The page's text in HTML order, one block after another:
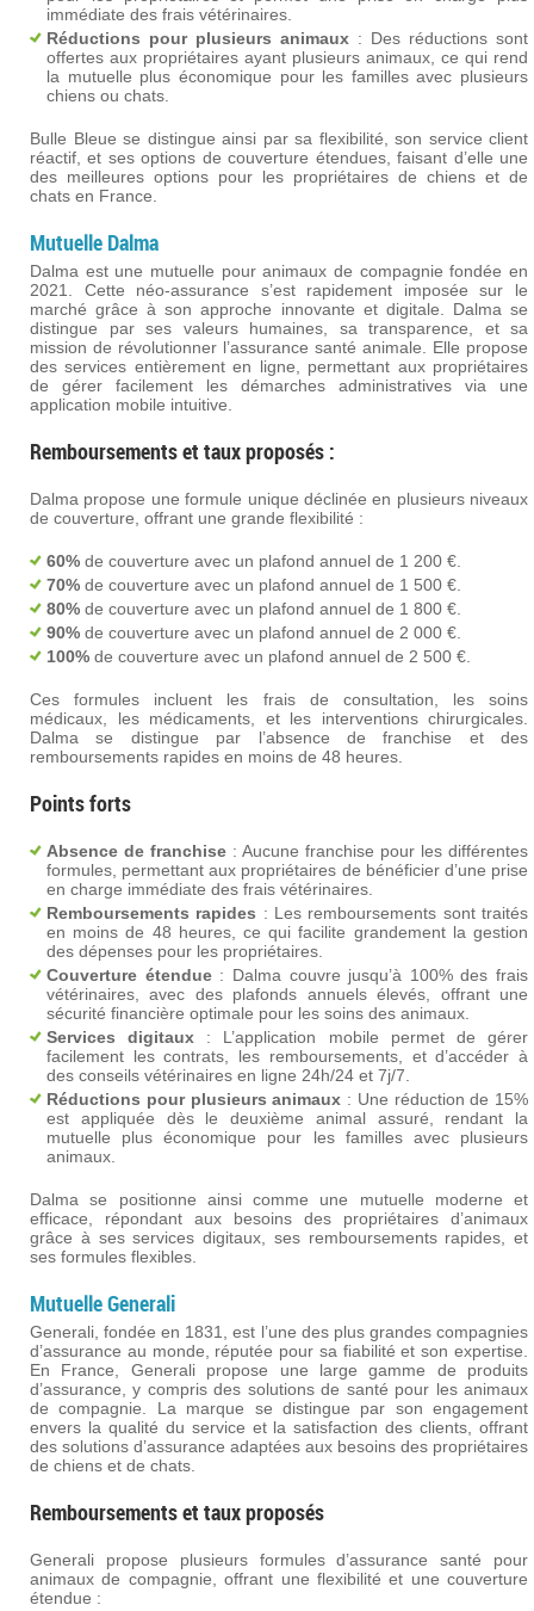
immédiate des frais vétérinaires.
Réductions pour plusieurs animaux : Des réductions sont
offertes aux propriétaires ayant plusieurs animaux, ce qui rend
la mutuelle plus économique pour les familles avec plusieurs
chiens ou chats​.
Bulle Bleue se distingue ainsi par sa flexibilité, son service client
réactif, et ses options de couverture étendues, faisant d’elle une
des meilleures options pour les propriétaires de chiens et de
chats en France.
Mutuelle Dalma
Dalma est une mutuelle pour animaux de compagnie fondée en
2021. Cette néo-assurance s’est rapidement imposée sur le
marché grâce à son approche innovante et digitale. Dalma se
distingue par ses valeurs humaines, sa transparence, et sa
mission de révolutionner l’assurance santé animale. Elle propose
des services entièrement en ligne, permettant aux propriétaires
de gérer facilement les démarches administratives via une
application mobile intuitive​.
Remboursements et taux proposés :
Dalma propose une formule unique déclinée en plusieurs niveaux
de couverture, offrant une grande flexibilité :
60% de couverture avec un plafond annuel de 1 200 €.
70% de couverture avec un plafond annuel de 1 500 €.
80% de couverture avec un plafond annuel de 1 800 €.
90% de couverture avec un plafond annuel de 2 000 €.
100% de couverture avec un plafond annuel de 2 500 €.
Ces formules incluent les frais de consultation, les soins
médicaux, les médicaments, et les interventions chirurgicales.
Dalma se distingue par l’absence de franchise et des
remboursements rapides en moins de 48 heures.
Points forts
Absence de franchise : Aucune franchise pour les différentes
formules, permettant aux propriétaires de bénéficier d’une prise
en charge immédiate des frais vétérinaires.
Remboursements rapides : Les remboursements sont traités
en moins de 48 heures, ce qui facilite grandement la gestion
des dépenses pour les propriétaires.
Couverture étendue: Dalma couvre jusqu’à 100% des frais
vétérinaires, avec des plafonds annuels élevés, offrant une
sécurité financière optimale pour les soins des animaux.
Services digitaux : L’application mobile permet de gérer
facilement les contrats, les remboursements, et d’accéder à
des conseils vétérinaires en ligne 24h/24 et 7j/7.
Réductions pour plusieurs animaux : Une réduction de 15%
est appliquée dès le deuxième animal assuré, rendant la
mutuelle plus économique pour les familles avec plusieurs
animaux.
Dalma se positionne ainsi comme une mutuelle moderne et
efficace, répondant aux besoins des propriétaires d’animaux
grâce à ses services digitaux, ses remboursements rapides, et
ses formules flexibles.
MutuelleGenerali
Generali, fondée en 1831, est l’une des plus grandes compagnies
d’assurance au monde, réputée pour sa fiabilité et son expertise.
En France, Generali propose une large gamme de produits
d’assurance, y compris des solutions de santé pour les animaux
de compagnie. La marque se distingue par son engagement
envers la qualité du service et la satisfaction des clients, offrant
des solutions d’assurance adaptées aux besoins des propriétaires
de chiens et de chats​.
Remboursements et taux proposés
Generali propose plusieurs formules d’assurance santé pour
animaux de compagnie, offrant une flexibilité et une couverture
étendue :